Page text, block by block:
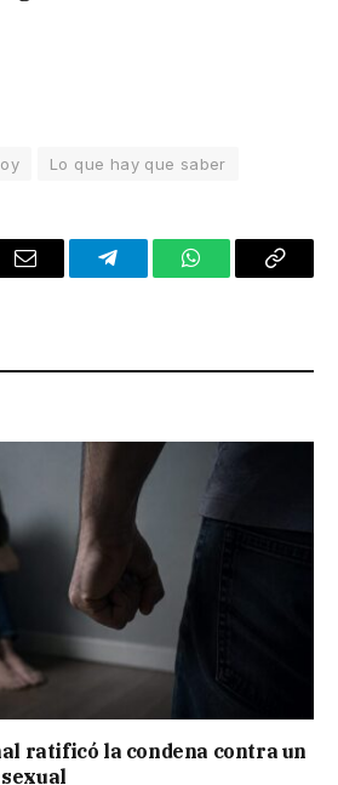
Lo que hay que saber
Email TelegramWhatsAppCopy
ratificó la condena contra un